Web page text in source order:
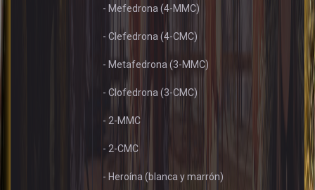
- Mefedrona (4-MMC)
- Clefedrona (4-CMC)
- Metafedrona (3-MMC)
- Clofedrona (3-CMC)
- 2-MMC
- 2-CMC
- Heroína (blanca y marrón)